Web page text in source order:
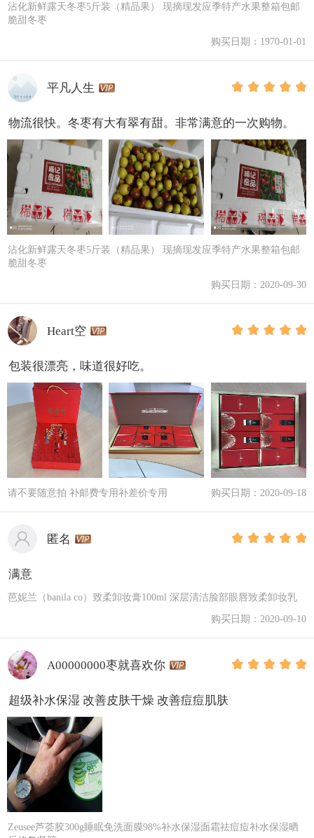
沾化新鲜露天冬枣5斤装（精品果） 现摘现发应季特产水果整箱包邮
脆甜冬枣
购买日期：1970-01-01
平凡人生
物流很快。冬枣有大有翠有甜。非常满意的一次购物。
沾化新鲜露天冬枣5斤装（精品果） 现摘现发应季特产水果整箱包邮
脆甜冬枣
购买日期：2020-09-30
Heart空
包装很漂亮，味道很好吃。
请不要随意拍 补邮费专用补差价专用 购买日期：2020-09-18
匿名
满意
芭妮兰（banila co）致柔卸妆膏100ml 深层清洁脸部眼唇致柔卸妆乳
购买日期：2020-09-10
A00000000枣就喜欢你
超级补水保湿 改善皮肤干燥 改善痘痘肌肤
Zeusee芦荟胶300g睡眠免洗面膜98%补水保湿面霜祛痘痘补水保湿晒